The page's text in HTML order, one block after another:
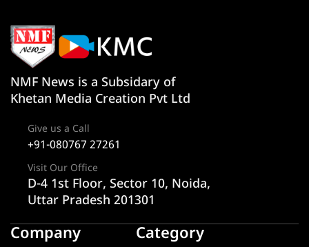
NMF News is a Subsidary of
Khetan Media Creation Pvt Ltd
Give us a Call
+91-080767 27261
Visit Our Office
D-4 1st Floor, Sector 10, Noida,
Uttar Pradesh 201301
Company Category